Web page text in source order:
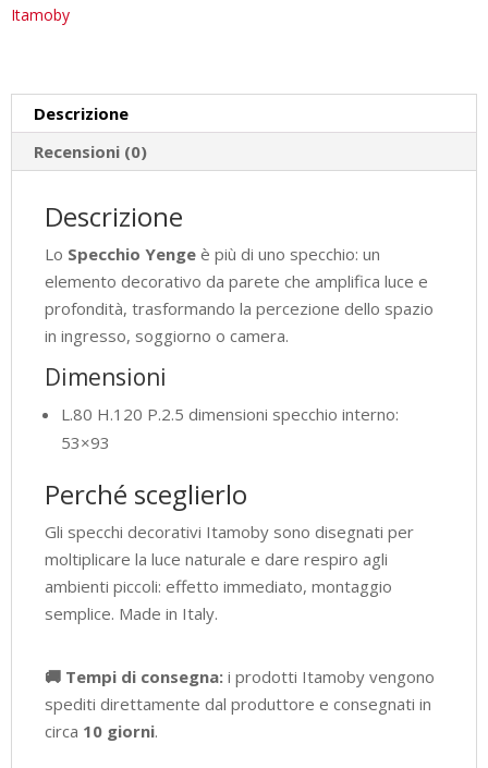
quantità
Itamoby
Descrizione
Recensioni (0)
Descrizione
Lo Specchio Yenge è più di uno specchio: un
elemento decorativo da parete che amplifica luce e
profondità, trasformando la percezione dello spazio
in ingresso, soggiorno o camera.
Dimensioni
L.80 H.120 P.2.5 dimensioni specchio interno:
53×93
Perché sceglierlo
Gli specchi decorativi Itamoby sono disegnati per
moltiplicare la luce naturale e dare respiro agli
ambienti piccoli: effetto immediato, montaggio
semplice. Made in Italy.
🚚 Tempi di consegna: i prodotti Itamoby vengono
spediti direttamente dal produttore e consegnati in
circa 10 giorni.